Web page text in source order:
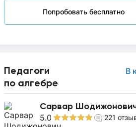
Попробовать бесплатно
Педагоги
по алгебре
В
Сарвар
5.0 221